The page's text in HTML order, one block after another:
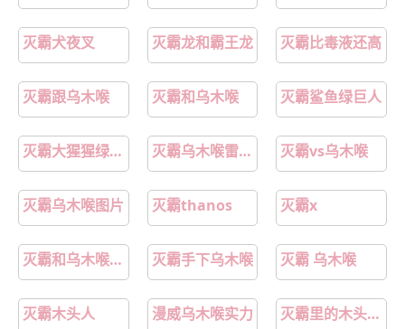
灭霸犬夜叉 灭霸龙和霸王龙 灭霸比毒液还高
灭霸跟乌木喉 灭霸和乌木喉 灭霸鲨鱼绿巨人
灭霸大猩猩绿巨人 灭霸乌木喉雷神片段 灭霸vs乌木喉
灭霸乌木喉图片 灭霸thanos 灭霸x
灭霸和乌木喉的区别 灭霸手下乌木喉 灭霸 乌木喉
灭霸木头人 漫威乌木喉实力 灭霸里的木头人叫什么